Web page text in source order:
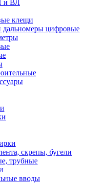
и ВЛ
клещи
дальномеры цифровые
скрепы, бугели
трубные
вводы